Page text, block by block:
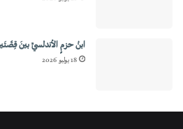
ابنُ حزمٍ الأندلسيِّ بينَ
18 يوليو 2026